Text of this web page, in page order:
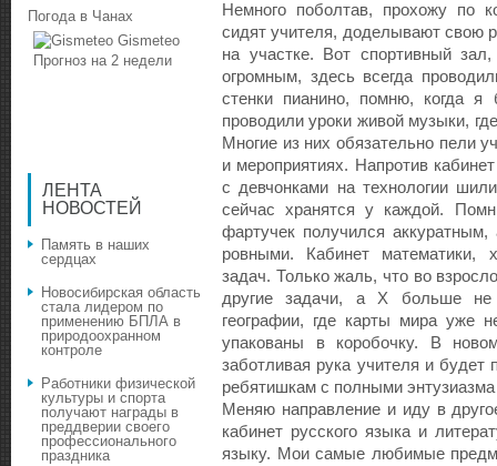
Немного поболтав, прохожу по
сидят учителя, доделывают свою
на участке. Вот спортивный
огромным, здесь всегда
стенки пианино, помню, когда
проводили уроки живой музыки,
Многие из них обязательно пели
и мероприятиях. Напротив
с девчонками на технологии
сейчас хранятся у каждой.
фартучек получился
ровными. Кабинет математики,
задач. Только жаль, что во
другие задачи, а Х больше не
географии, где карты мира уже
упакованы в коробочку. В
заботливая рука учителя и будет
ребятишкам с полными энтузиазма
Меняю направление и иду в
кабинет русского языка и
языку. Мои самые любимые
Погода в Чанах
Gismeteo
Прогноз на 2 недели
ЛЕНТА
НОВОСТЕЙ
Память в наших
сердцах
Новосибирская область
стала лидером по
применению БПЛА в
природоохранном
контроле
Работники физической
культуры и спорта
получают награды в
преддверии своего
профессионального
праздника